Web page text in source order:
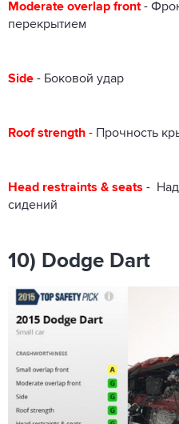
Moderate overlap front-
перекрытием
Side - Боковой удар
Roof strength - Прочность
Head restraints & seats -
сидений
10) Dodge Dart